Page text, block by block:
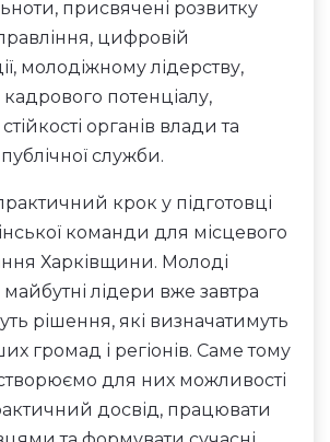
присвячені розвитку
цифровій
молодіжному лідерству,
потенціалу,
органів влади та
служби.
крок у підготовці
команди для місцевого
Харківщини. Молоді
майбутні лідери вже завтра
рішення, які визначатимуть
громад і регіонів. Саме тому
для них можливості
досвід, працювати